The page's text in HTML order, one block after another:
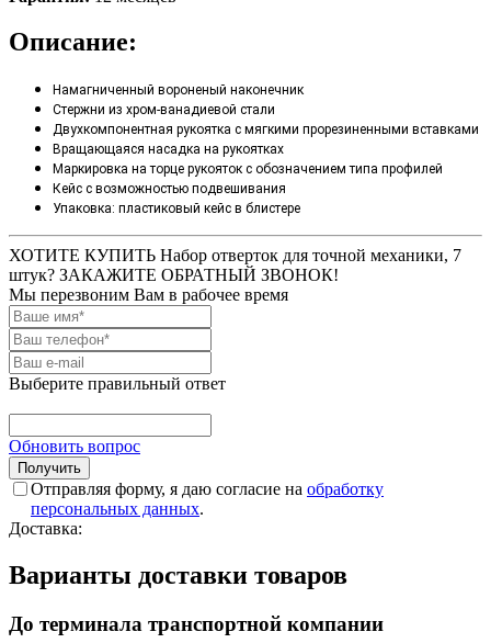
Описание:
Намагниченный вороненый наконечник
Стержни из хром-ванадиевой стали
Двухкомпонентная рукоятка с мягкими прорезиненными вставками
Вращающаяся насадка на рукоятках
Маркировка на торце рукояток с обозначением типа профилей
Кейс с возможностью подвешивания
Упаковка: пластиковый кейс в блистере
ХОТИТЕ КУПИТЬ Набор отверток для точной механики, 7
штук? ЗАКАЖИТЕ ОБРАТНЫЙ ЗВОНОК!
Мы перезвоним Вам в рабочее время
Выберите правильный ответ
Обновить вопрос
Отправляя форму, я даю согласие на обработку
персональных данных.
Доставка:
Варианты доставки товаров
До терминала транспортной компании